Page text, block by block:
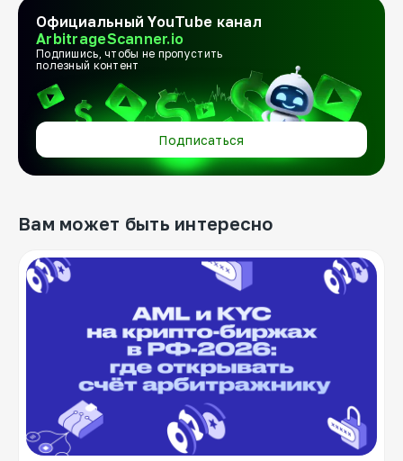
Официальный YouTube канал
ArbitrageScanner.io
Подпишись, чтобы не пропустить
полезный контент
Подписаться
Вам может быть интересно